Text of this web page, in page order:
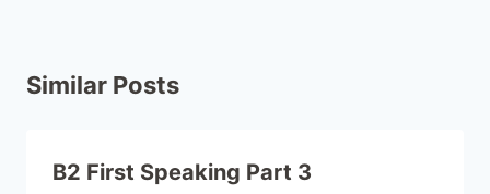
Similar Posts
B2 First Speaking Part 3